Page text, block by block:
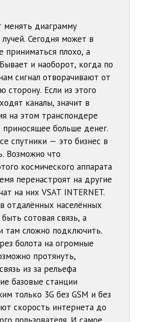
менять диаграмму
Сегодня может в
приниматься плохо, а
и наоборот, когда по
сигнал отворачивают от
сторону. Если из этого
каналы, значит в
на этом транспондере
приносящее больше денег.
спутники — это бизнес в
Возможно что
космического аппарата
перенастроят на другие
на них VSAT INTERNET.
отдалённых населённых
сотовая связь, а
там сложно подключить.
болота на огромные
протянуть,
из за рельефа
базовые станции
только 3G без GSM и без
скорость интернета до